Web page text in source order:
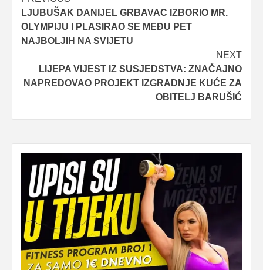
navigation
LJUBUŠAK DANIJEL GRBAVAC IZBORIO MR.
OLYMPIJU I PLASIRAO SE MEĐU PET
NAJBOLJIH NA SVIJETU
NEXT
LIJEPA VIJEST IZ SUSJEDSTVA: ZNAČAJNO
NAPREDOVAO PROJEKT IZGRADNJE KUĆE ZA
OBITELJ BARUŠIĆ